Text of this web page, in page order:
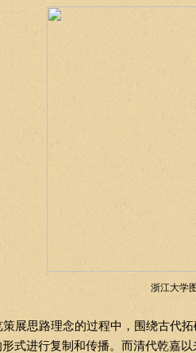
浙江大学
展思路理念的过程中，围绕古代
式进行复制和传播。而清代乾嘉